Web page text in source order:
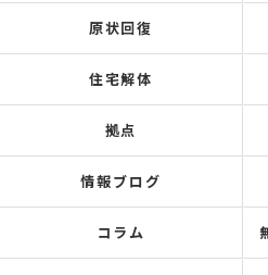
原状回復
住宅解体
拠点
情報ブログ
コラム